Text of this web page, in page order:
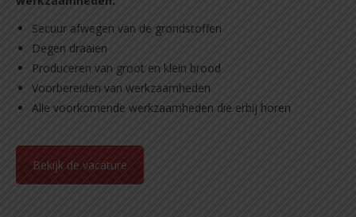
Secuur afwegen van de grondstoffen
Degen draaien
Produceren van groot en klein brood
Voorbereiden van werkzaamheden
Alle voorkomende werkzaamheden die erbij horen
Bekijk de vacature